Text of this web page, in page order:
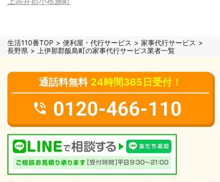
生活110番TOP 便利屋・代行サービス
家事代行サービス
長野県
上伊那郡飯島町の家事代行サービス業者一覧
通話料無料 24時間365日受付！
0120-466-110